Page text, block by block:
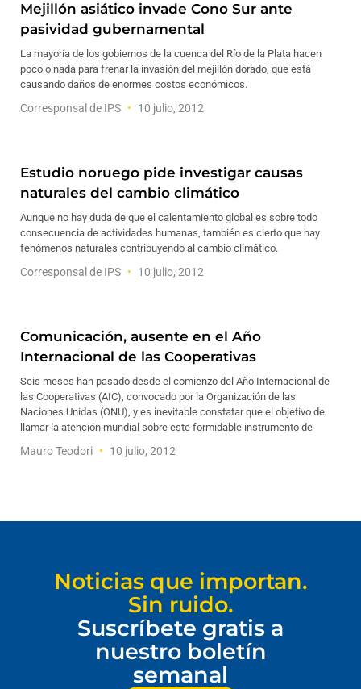
Mejillón asiático invade Cono Sur ante
pasividad gubernamental
La mayoría de los gobiernos de la cuenca del Río de la Plata hacen
poco o nada para frenar la invasión del mejillón dorado, que está
causando daños de enormes costos económicos.
Corresponsal de IPS 10 julio, 2012
Estudio noruego pide investigar causas
naturales del cambio climático
Aunque no hay duda de que el calentamiento global es sobre todo
consecuencia de actividades humanas, también es cierto que hay
fenómenos naturales contribuyendo al cambio climático.
Corresponsal de IPS 10 julio, 2012
Comunicación, ausente en el Año
Internacional de las Cooperativas
Seis meses han pasado desde el comienzo del Año Internacional de
las Cooperativas (AIC), convocado por la Organización de las
Naciones Unidas (ONU), y es inevitable constatar que el objetivo de
llamar la atención mundial sobre este formidable instrumento de
Mauro Teodori 10 julio, 2012
Noticias que importan.
Sin ruido.
Suscríbete gratis a
nuestro boletín
semanal